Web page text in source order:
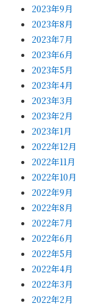
2023年9月
2023年8月
2023年7月
2023年6月
2023年5月
2023年4月
2023年3月
2023年2月
2023年1月
2022年12月
2022年11月
2022年10月
2022年9月
2022年8月
2022年7月
2022年6月
2022年5月
2022年4月
2022年3月
2022年2月